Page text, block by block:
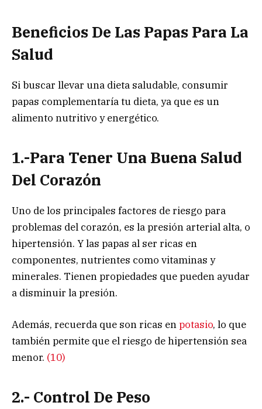
Beneficios De Las Papas Para La
Salud
Si buscar llevar una dieta saludable, consumir
papas complementaría tu dieta, ya que es un
alimento nutritivo y energético.
1.-Para Tener Una Buena Salud
Del Corazón
Uno de los principales factores de riesgo para
problemas del corazón, es la presión arterial alta, o
hipertensión. Y las papas al ser ricas en
componentes, nutrientes como vitaminas y
minerales. Tienen propiedades que pueden ayudar
a disminuir la presión.
Además, recuerda que son ricas enpotasio, lo que
también permite que el riesgo de hipertensión sea
menor. (10)
2.- Control De Peso